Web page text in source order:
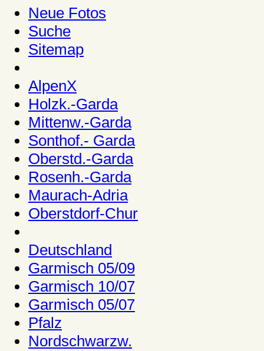
Neue Fotos
Suche
Sitemap
AlpenX
Holzk.-Garda
Mittenw.-Garda
Sonthof.- Garda
Oberstd.-Garda
Rosenh.-Garda
Maurach-Adria
Oberstdorf-Chur
Deutschland
Garmisch 05/09
Garmisch 10/07
Garmisch 05/07
Pfalz
Nordschwarzw.